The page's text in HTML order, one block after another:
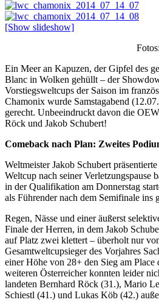
[Show slideshow]
Ein Meer an Kapuzen, der Gipfel des
Blanc in Wolken gehüllt – der
Vorstiegsweltcups der Saison im
Chamonix wurde Samstagabend
gerecht. Unbeeindruckt davon die
Röck und Jakob Schubert!
Comeback nach Plan: Zweites
Weltmeister Jakob Schubert
Weltcup nach seiner Verletzungspause
in der Qualifikation am Donnerstag
als Führender nach dem Semifinale ins
Regen, Nässe und einer äußerst
Finale der Herren, in dem Jakob
auf Platz zwei klettert – überholt nur
Gesamtweltcupsieger des Vorjahres
einer Höhe von 28+ den Sieg am
weiteren Österreicher konnten leider
landeten Bernhard Röck (31.), Mario
Schiestl (41.) und Lukas Köb (42.)